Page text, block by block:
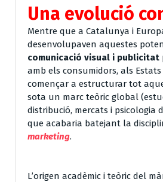
Una evolució
Mentre que a Catalunya i
desenvolupaven aquestes
comunicació visual i publicitat
amb els consumidors, als Estats
començar a estructurar tot
sota un marc teòric global
distribució, mercats i psicologia
que acabaria batejant la
marketing.
L’origen acadèmic i teòric del